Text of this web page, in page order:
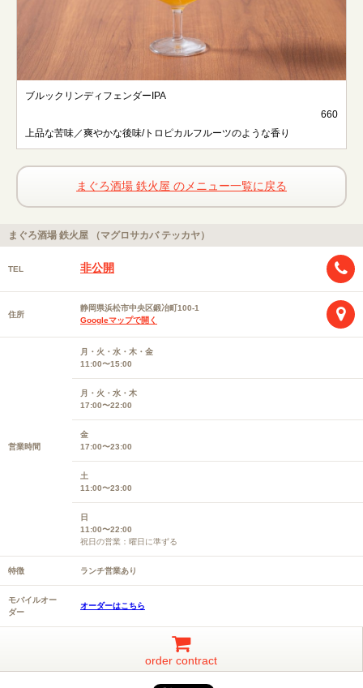
ブルックリンディフェンダーIPA
660
上品な苦味／爽やかな後味/トロピカルフルーツのような香り
まぐろ酒場 鉄火屋 のメニュー一覧に戻る
まぐろ酒場 鉄火屋 （マグロサカバ テッカヤ）
TEL 非公開
住所
静岡県浜松市中央区鍛冶町100-1
Googleマップで開く
営業時間
月・火・水・木・金
11:00〜15:00
月・火・水・木
17:00〜22:00
金
17:00〜23:00
土
11:00〜23:00
日
11:00〜22:00
祝日の営業：曜日に準ずる
特徴 ランチ営業あり
モバイルオー
ダー
オーダーはこちら
order contract